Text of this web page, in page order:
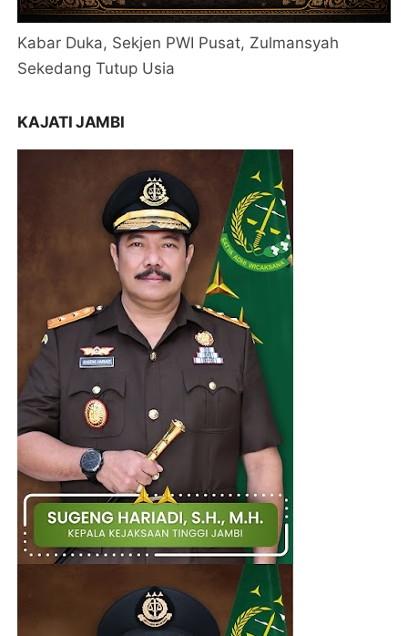
Kabar Duka, Sekjen PWI Pusat, Zulmansyah
Sekedang Tutup Usia
KAJATI JAMBI